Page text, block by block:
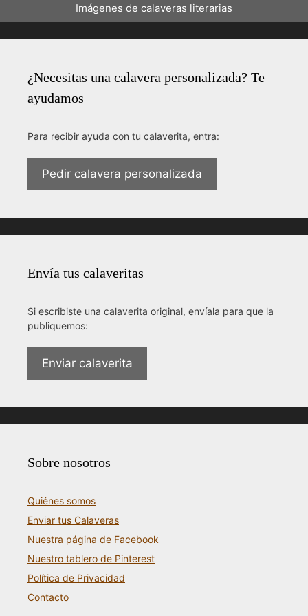
Imágenes de calaveras literarias
¿Necesitas una calavera personalizada? Te
ayudamos
Para recibir ayuda con tu calaverita, entra:
Pedir calavera personalizada
Envía tus calaveritas
Si escribiste una calaverita original, envíala para que la
publiquemos:
Enviar calaverita
Sobre nosotros
Quiénes somos
Enviar tus Calaveras
Nuestra página de Facebook
Nuestro tablero de Pinterest
Política de Privacidad
Contacto